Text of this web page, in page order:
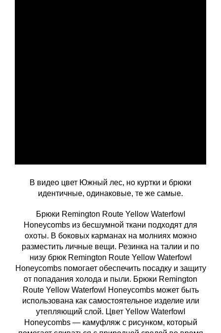
В видео цвет Южный лес, но куртки и брюки
идентичные, одинаковые, те же самые.
Брюки Remington Route Yellow Waterfowl
Honeycombs из бесшумной ткани подходят для
охоты. В боковых карманах на молниях можно
разместить личные вещи. Резинка на талии и по
низу брюк Remington Route Yellow Waterfowl
Honeycombs помогает обеспечить посадку и защиту
от попадания холода и пыли. Брюки Remington
Route Yellow Waterfowl Honeycombs может быть
использована как самостоятельное изделие или
утепляющий слой. Цвет Yellow Waterfowl
Honeycombs — камуфляж с рисунком, который